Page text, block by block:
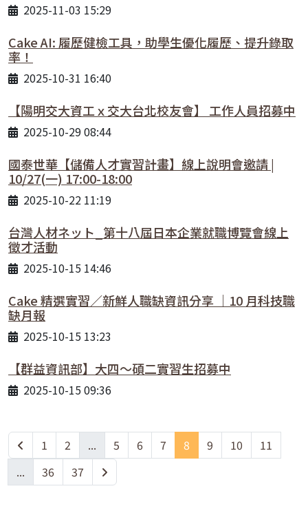
2025-11-03 15:29
Cake AI: 履歷健檢工具，助學生優化履歷、提升錄取
率！
2025-10-31 16:40
【陽明交大資工ｘ交大台北校友會】 工作人員招募中
2025-10-29 08:44
國泰世華【儲備人才實習計畫】線上說明會邀請 |
10/27(一) 17:00-18:00
2025-10-22 11:19
台灣人材ネット_第十八屆日本企業就職博覽會線上
徵才活動
2025-10-15 14:46
Cake 精選實習／新鮮人職缺資訊分享 ｜10 月科技職
缺月報
2025-10-15 13:23
【群益資訊部】大四～碩二實習生招募中
2025-10-15 09:36
1 2 ... 5 6 7 8 9 10
11
...
36 37